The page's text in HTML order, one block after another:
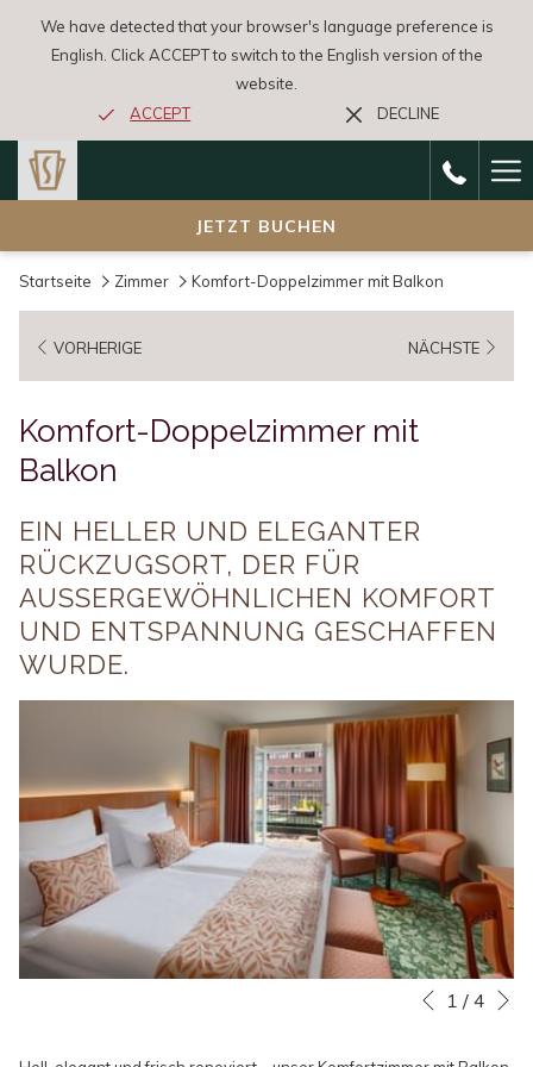
We have detected that your browser's language preference is
English. Click ACCEPT to switch to the English version of the
website.
ACCEPT
DECLINE
JETZT BUCHEN
Startseite Zimmer Komfort-Doppelzimmer mit Balkon
VORHERIGE NÄCHSTE
Komfort-Doppelzimmer mit
Balkon
EIN HELLER UND ELEGANTER
RÜCKZUGSORT, DER FÜR
AUSSERGEWÖHNLICHEN KOMFORT U
ND ENTSPANNUNG GESCHAFFEN W
URDE.
Diashow-
Durch
Vorherige
1 / 4